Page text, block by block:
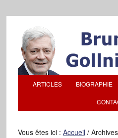
ARTICLES BIOGRAPHIE
Vous êtes ici : Accueil /